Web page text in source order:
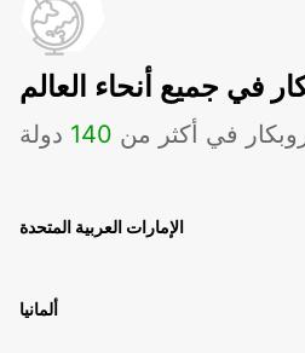
في جميع أنحاء العالم
في أكثر من 140 دولة
الإمارات العربية المتحدة
ألمانيا